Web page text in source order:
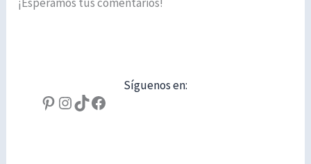
Síguenos en:
Pinterest
Instagram
TikTokFacebook